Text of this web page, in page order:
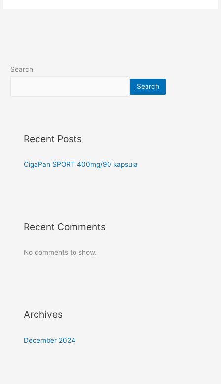
Search
Search
Recent Posts
CigaPan SPORT 400mg/90 kapsula
Recent Comments
No comments to show.
Archives
December 2024